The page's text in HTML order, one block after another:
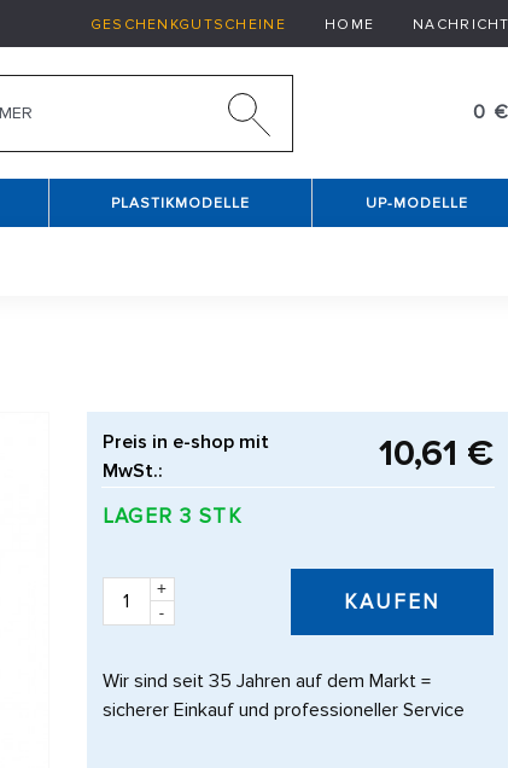
GESCHENKGUTSCHEINE HOME
0 €
PLASTIKMODELLE UP-MODELLE
Preis in e-shop mit
MwSt.:
10,61 €
LAGER 3 STK
+
-
KAUFEN
Wir sind seit 35 Jahren auf dem Markt =
sicherer Einkauf und professioneller Service